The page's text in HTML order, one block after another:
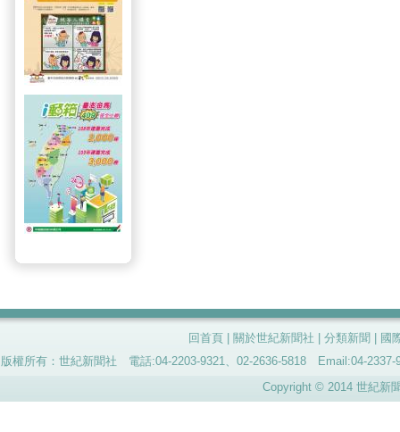
回首頁 關於世紀新聞社 分類新聞
國
版權所有：世紀新聞社 電話:04-2203-9321、02-2636-5818 Email:04-
Copyright © 2014 世紀新